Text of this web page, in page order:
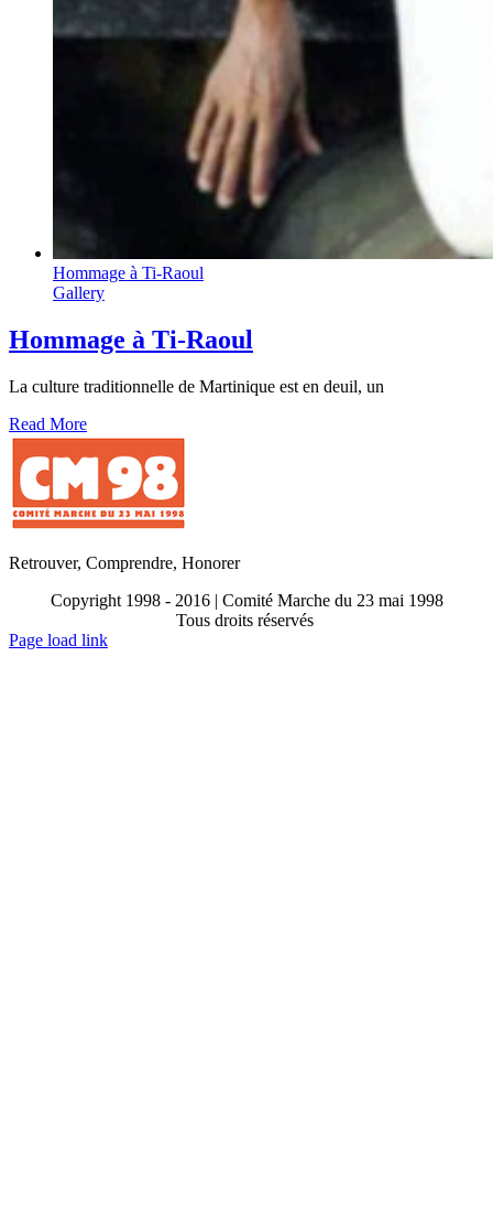
Hommage à Ti-Raoul
Gallery
Hommage à Ti-Raoul
La culture traditionnelle de Martinique est en deuil, un
Read More
Retrouver, Comprendre, Honorer
Copyright 1998 - 2016 | Comité Marche du 23 mai 1998
Tous droits réservés
Toggle
Page load link